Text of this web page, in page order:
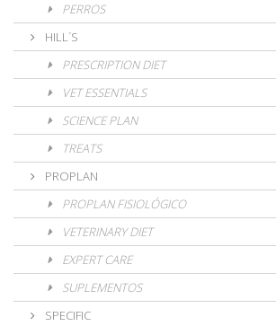
PERROS
HILL´S
PRESCRIPTION DIET
VET ESSENTIALS
SCIENCE PLAN
TREATS
PROPLAN
PROPLAN FISIOLÓGICO
VETERINARY DIET
EXPERT CARE
SUPLEMENTOS
SPECIFIC